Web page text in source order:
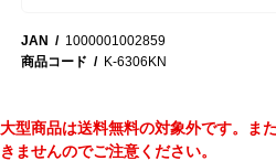
JAN
1000001002859
商品コード
K-6306KN
大型商品は送料無料の対象外です。ま
きませんのでご注意ください。